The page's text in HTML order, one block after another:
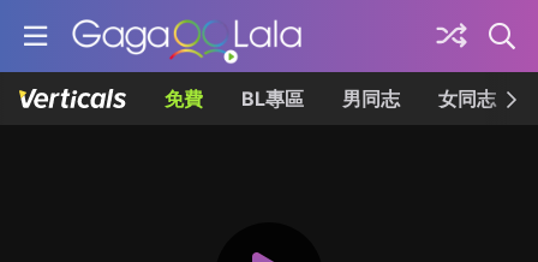
免費 BL專區 男同志 女同志